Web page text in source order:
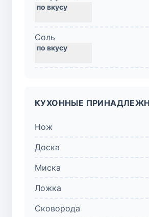
Соль
КУХОННЫЕ
Нож
Доска
Миска
Ложка
Сковорода